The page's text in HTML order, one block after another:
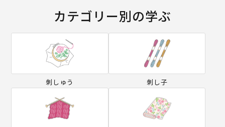
カテゴリー別の学ぶ
刺しゅう 刺し子